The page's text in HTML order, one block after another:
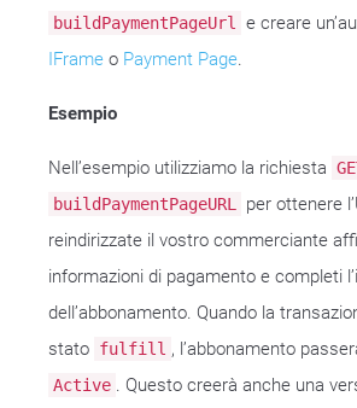
buildPaymentPageUrl
e creare
IFrame o Payment Page
Esempio
Nell’esempio utilizziamo la richiesta
buildPaymentPageURL
per ottenere
reindirizzate il vostro commerciante
informazioni di pagamento e completi
dell’abbonamento. Quando la
stato fulfill , l’abbonamento
Active
. Questo creerà anche una